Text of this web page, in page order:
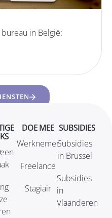
in België:
DOE MEE
Werknemer
Freelance
Stagiair
SUBSIDIES
Subsidies
in Brussel
Subsidies
in
Vlaanderen